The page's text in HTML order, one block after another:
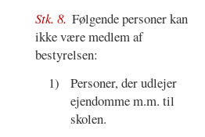
Stk. 8. Følgende personer kan
ikke være medlem af
bestyrelsen:
1)
Personer, der udlejer
ejendomme m.m. til
skolen.